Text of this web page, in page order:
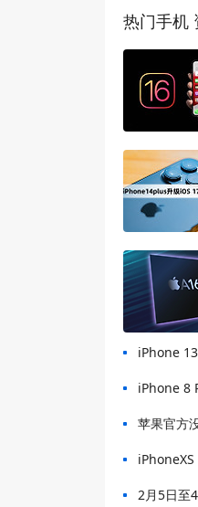
热门手机
iPhone
iPhone 8
苹果官方
2月5日至